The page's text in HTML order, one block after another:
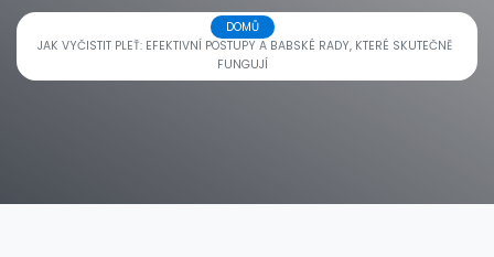
DOMŮ
JAK VYČISTIT PLEŤ: EFEKTIVNÍ POSTUPY A BABSKÉ RADY, KTERÉ SKUTEČNĚ
FUNGUJÍ